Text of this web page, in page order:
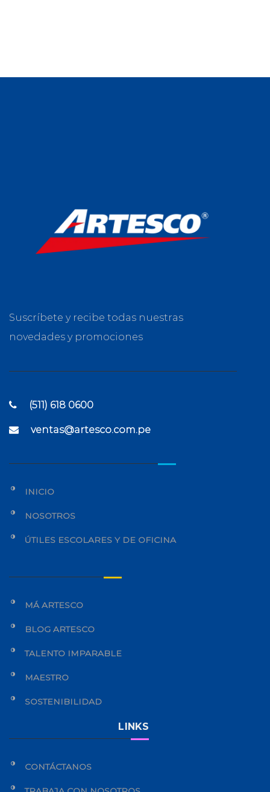
Suscríbete y recibe todas nuestras
novedades y promociones
(511) 618 0600
ventas@artesco.com.pe
INICIO
NOSOTROS
ÚTILES ESCOLARES Y DE OFICINA
MÁ ARTESCO
BLOG ARTESCO
TALENTO IMPARABLE
MAESTRO
SOSTENIBILIDAD
LINKS
CONTÁCTANOS